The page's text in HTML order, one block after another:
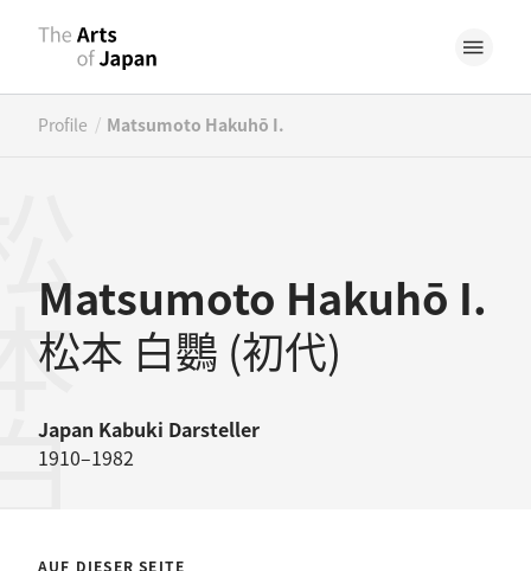
Profile / Matsumoto Hakuhō I.
Matsumoto Hakuhō I.
松本 白鸚 (初代)
Japan Kabuki Darsteller
1910–1982
AUF DIESER SEITE